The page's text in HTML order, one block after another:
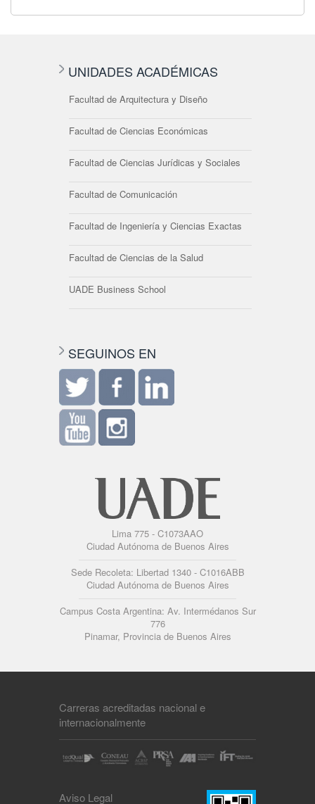
UNIDADES ACADÉMICAS
Facultad de Arquitectura y Diseño
Facultad de Ciencias Económicas
Facultad de Ciencias Jurídicas y Sociales
Facultad de Comunicación
Facultad de Ingeniería y Ciencias Exactas
Facultad de Ciencias de la Salud
UADE Business School
SEGUINOS EN
Lima 775 - C1073AAO
Ciudad Autónoma de Buenos Aires
Sede Recoleta: Libertad 1340 - C1016ABB
Ciudad Autónoma de Buenos Aires
Campus Costa Argentina: Av. Intermédanos Sur
776
Pinamar, Provincia de Buenos Aires
Carreras acreditadas nacional e
internacionalmente
Aviso Legal